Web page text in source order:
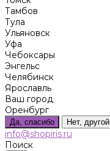
Тамбов
Тула
Ульяновск
Уфа
Чебоксары
Энгельс
Челябинск
Ярославль
Ваш город
Оренбург
Да, спасибо Нет, другой
info@shopiris.ru
Поиск